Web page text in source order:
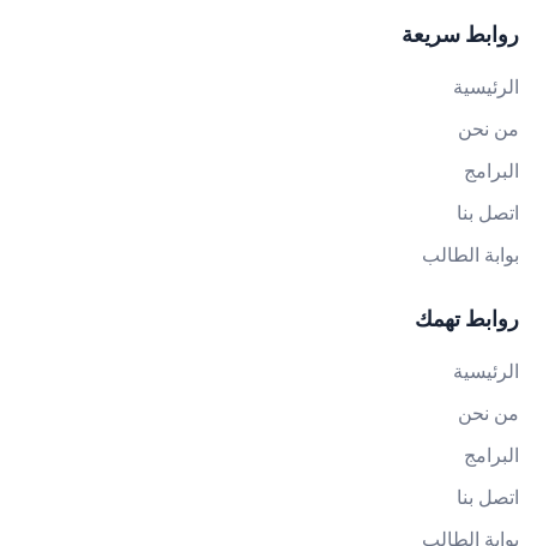
روابط سريعة
الرئيسية
من نحن
البرامج
اتصل بنا
بوابة الطالب
روابط تهمك
الرئيسية
من نحن
البرامج
اتصل بنا
بوابة الطالب